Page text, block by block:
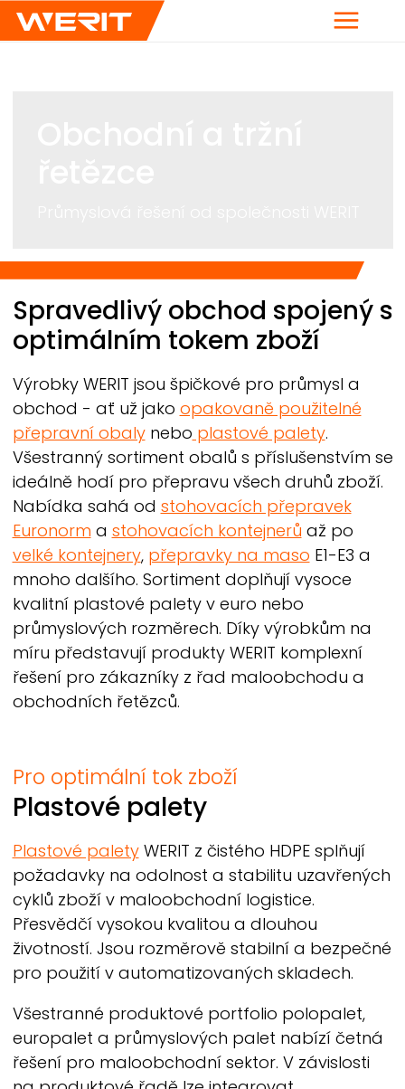
Menu
Breadcrumb
Spravedlivý obchod spojený s
optimálním tokem zboží
VýrobkyWERIT jsou špičkové pro průmysl a
obchod - ať už jako opakovaně použitelné
přepravní obalynebo plastové palety.
Všestranný sortiment obalů s příslušenstvím se
ideálně hodí pro přepravu všech druhů zboží.
Nabídka sahá od stohovacích přepravek
Euronorm a stohovacích kontejnerů až po
velké kontejnery, přepravky na maso E1-E3 a
mnoho dalšího. Sortiment doplňují vysoce
kvalitní plastové palety v euro nebo
průmyslových rozměrech. Díky výrobkům na
míru představují produktyWERIT komplexní
řešení pro zákazníky z řad maloobchodu a
obchodních řetězců.
Pro optimální tok zboží
Plastové palety
Plastové paletyWERIT z čistého HDPE splňují
požadavky na odolnost a stabilitu uzavřených
cyklů zboží v maloobchodní logistice.
Přesvědčí vysokou kvalitou a dlouhou
životností. Jsou rozměrově stabilní a bezpečné
pro použití v automatizovaných skladech.
Všestranné produktové portfolio polopalet,
europalet a průmyslových palet nabízí četná
řešení pro maloobchodní sektor. V závislosti